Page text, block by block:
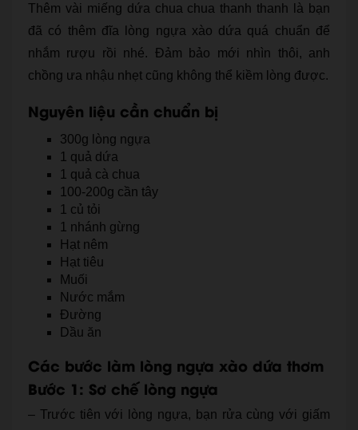
Thêm vài miếng dứa chua chua thanh thanh là bạn
đã có thêm đĩa lòng ngựa xào dứa quá chuẩn để
nhắm rượu rồi nhé. Đảm bảo mới nhìn thôi, anh
chồng ưa nhậu nhẹt cũng không thể kiềm lòng được.
Nguyên liệu cần chuẩn bị
300g lòng ngựa
1 quả dứa
1 quả cà chua
100-200g cần tây
1 củ tỏi
1 nhánh gừng
Hạt nêm
Hạt tiêu
Muối
Nước mắm
Đường
Dầu ăn
Các bước làm lòng ngựa xào dứa thơm
Bước 1: Sơ chế lòng ngựa
– Trước tiên với lòng ngựa, bạn rửa cùng với giấm